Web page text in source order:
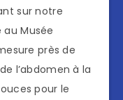
sur notre
Musée
près de
l’abdomen à la
pour le